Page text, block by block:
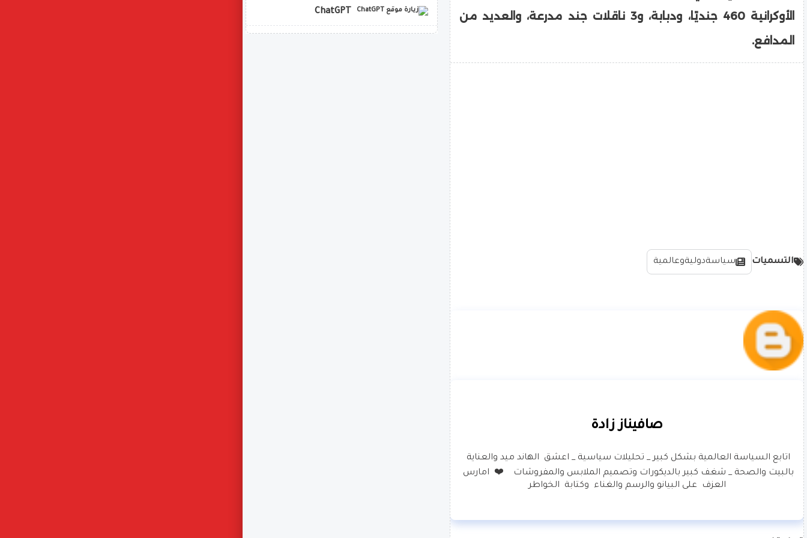
الأوكرانية 460 جنديًا، ودبابة، و3 ناقلات جند مدرعة، والعديد من
المدافع.
التسميات سياسةدوليةوعالمية
صافيناز زادة
العزف  على البيانو والرسم والغناء  وكتابة  الخواطر